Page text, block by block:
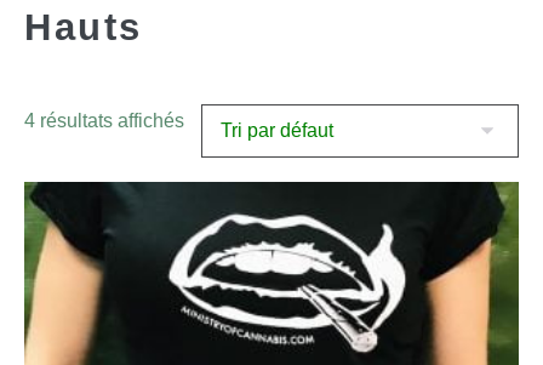
Hauts
4 résultats affichés